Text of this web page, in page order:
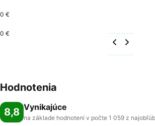
0 €
0 €
Hodnotenia
8,8 Vynikajúce
na základe hodnotení v počte 1 059 z